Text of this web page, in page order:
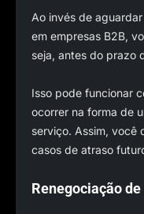
Ao invés de
em empresas B2B,
seja, antes do prazo
Isso pode funcionar
ocorrer na forma de
serviço. Assim, você
casos de atraso
Renegociação